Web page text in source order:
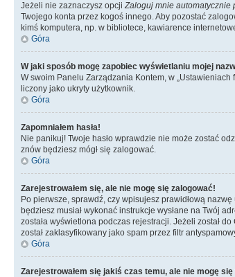
Jeżeli nie zaznaczysz opcjiZaloguj mnie automatycznie
Twojego konta przez kogoś innego. Aby pozostać
kimś komputera, np. w bibliotece, kawiarence
Góra
W jaki sposób mogę zapobiec wyświetlaniu mojej
W swoim Panelu Zarządzania Kontem, w „Ustawieniach
liczony jako ukryty użytkownik.
Góra
Zapomniałem hasła!
Nie panikuj! Twoje hasło wprawdzie nie może zostać
znów będziesz mógł się zalogować.
Góra
Zarejestrowałem się, ale nie mogę się zalogować!
Po pierwsze, sprawdź, czy wpisujesz prawidłową
będziesz musiał wykonać instrukcje wysłane na Twój
została wyświetlona podczas rejestracji. Jeżeli został
został zaklasyfikowany jako spam przez filtr
Góra
Zarejestrowałem się jakiś czas temu, ale nie mogę